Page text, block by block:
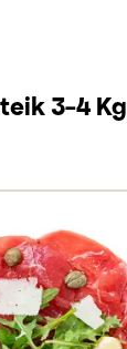
3-4 Kg